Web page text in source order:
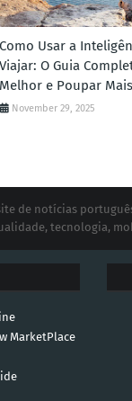
Como Usar a
Viajar: O Guia
Melhor e Poupar Mais
November 29, 2025
de notícias
tecnologia,
MarketPlace